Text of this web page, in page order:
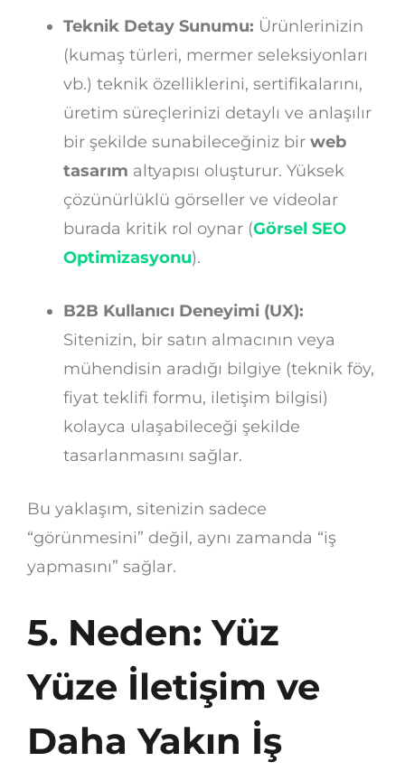
Teknik Detay Sunumu: Ürünlerinizin
(kumaş türleri, mermer seleksiyonları
vb.) teknik özelliklerini, sertifikalarını,
üretim süreçlerinizi detaylı ve anlaşılır
bir şekilde sunabileceğiniz bir web
tasarım altyapısı oluşturur. Yüksek
çözünürlüklü görseller ve videolar
burada kritik rol oynar (Görsel SEO
Optimizasyonu).
B2B Kullanıcı Deneyimi (UX):
Sitenizin, bir satın almacının veya
mühendisin aradığı bilgiye (teknik föy,
fiyat teklifi formu, iletişim bilgisi)
kolayca ulaşabileceği şekilde
tasarlanmasını sağlar.
Bu yaklaşım, sitenizin sadece
“görünmesini” değil, aynı zamanda “iş
yapmasını” sağlar.
5. Neden: Yüz
Yüze İletişim ve
Daha Yakın İş